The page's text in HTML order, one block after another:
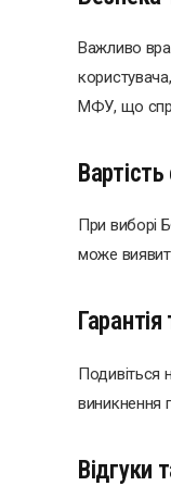
Важливо
МФУ, що
При виборі
може
Подивіться
виникнення
Відгуки